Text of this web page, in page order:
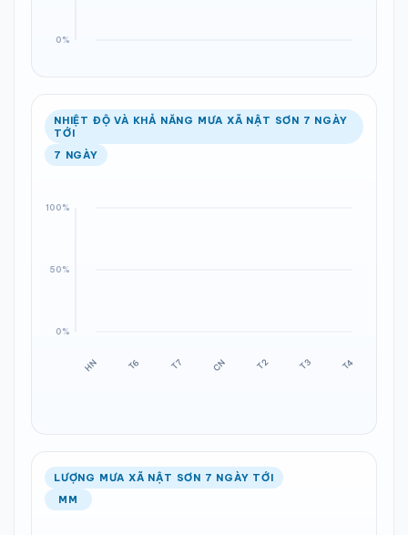
NHIỆT ĐỘ VÀ KHẢ NĂNG MƯA XÃ NẬT SƠN 7 NGÀY
TỚI
7 NGÀY
LƯỢNG MƯA XÃ NẬT SƠN 7 NGÀY TỚI
MM